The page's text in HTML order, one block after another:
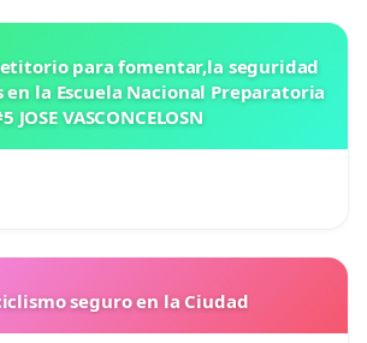
para fomentar,la seguridad
en la Escuela Nacional Preparatoria
JOSE VASCONCELOSN
seguro en la Ciudad